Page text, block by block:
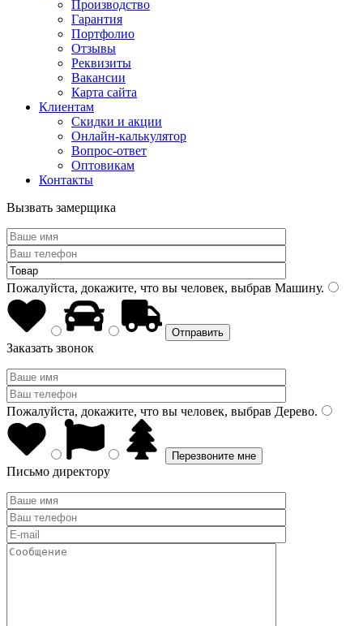
Производство
Гарантия
Портфолио
Отзывы
Реквизиты
Вакансии
Карта сайта
Клиентам
Скидки и акции
Онлайн-калькулятор
Вопрос-ответ
Оптовикам
Контакты
Вызвать замерщика
Пожалуйста, докажите, что вы человек, выбрав Машину.
Заказать звонок
Пожалуйста, докажите, что вы человек, выбрав Дерево.
Письмо директору